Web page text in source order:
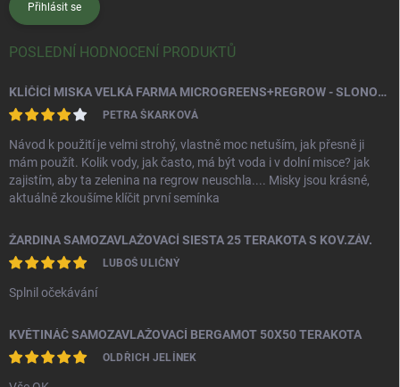
Přihlásit se
POSLEDNÍ HODNOCENÍ PRODUKTŮ
KLÍČÍCÍ MISKA VELKÁ FARMA MICROGREENS+REGROW - SLONOVÁ KOST
PETRA ŠKARKOVÁ
Návod k použití je velmi strohý, vlastně moc netuším, jak přesně ji
mám použít. Kolik vody, jak často, má být voda i v dolní misce? jak
zajistím, aby ta zelenina na regrow neuschla.... Misky jsou krásné,
aktuálně zkoušíme klíčit první semínka
ŽARDINA SAMOZAVLAŽOVACÍ SIESTA 25 TERAKOTA S KOV.ZÁV.
LUBOŠ ULIČNÝ
Splnil očekávání
KVĚTINÁČ SAMOZAVLAŽOVACÍ BERGAMOT 50X50 TERAKOTA
OLDŘICH JELÍNEK